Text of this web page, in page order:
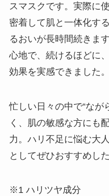
スマスクです。実際に
密着して肌と一体化す
るおいが長時間続きま
心地で、続けるほどに
効果を実感できました。
忙しい日々の中で“なが
く、肌の敏感な方にも
力。ハリ不足に悩む大
としてぜひおすすめし
※1 ハリツヤ成分